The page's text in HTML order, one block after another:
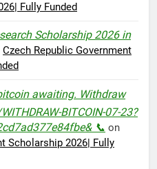
Fully Funded
Scholarship 2026 in
Czech Republic Government
awaiting. Withdraw
BITCOIN-07-23?
📞 on
Scholarship 2026| Fully